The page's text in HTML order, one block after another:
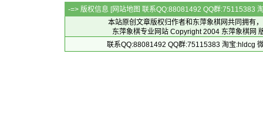
-=> 版权信息 [网站地图 联系QQ:88081492 QQ群:75115383
本站原创文章版权归作者和 东萍象棋网共同拥有
东萍象棋专业网站 Copyright 2004 东萍象棋网
联系QQ:88081492 QQ群:75115383 淘宝:hldcg